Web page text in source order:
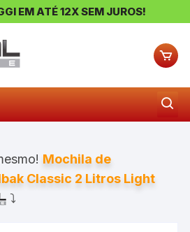
EM ATÉ 12X SEM JUROS!
Mochila de
Classic 2 Litros Light
⤵